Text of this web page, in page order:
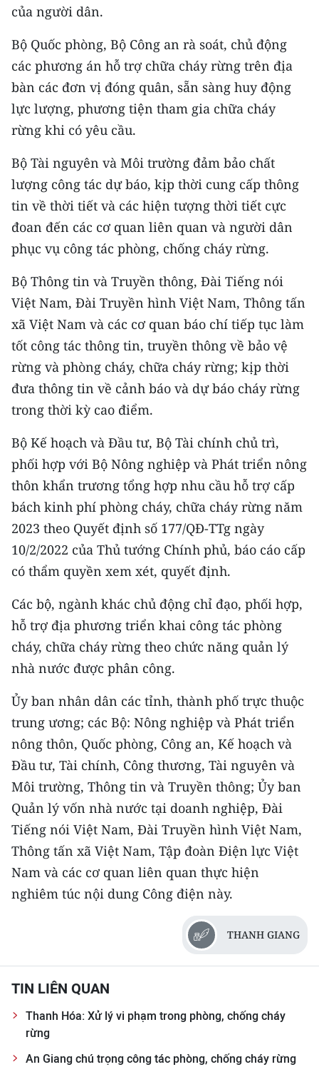
của người dân.
Bộ Quốc phòng, Bộ Công an rà soát, chủ động
các phương án hỗ trợ chữa cháy rừng trên địa
bàn các đơn vị đóng quân, sẵn sàng huy động
lực lượng, phương tiện tham gia chữa cháy
rừng khi có yêu cầu.
Bộ Tài nguyên và Môi trường đảm bảo chất
lượng công tác dự báo, kịp thời cung cấp thông
tin về thời tiết và các hiện tượng thời tiết cực
đoan đến các cơ quan liên quan và người dân
phục vụ công tác phòng, chống cháy rừng.
Bộ Thông tin và Truyền thông, Đài Tiếng nói
Việt Nam, Đài Truyền hình Việt Nam, Thông tấn
xã Việt Nam và các cơ quan báo chí tiếp tục làm
tốt công tác thông tin, truyền thông về bảo vệ
rừng và phòng cháy, chữa cháy rừng; kịp thời
đưa thông tin về cảnh báo và dự báo cháy rừng
trong thời kỳ cao điểm.
Bộ Kế hoạch và Đầu tư, Bộ Tài chính chủ trì,
phối hợp với Bộ Nông nghiệp và Phát triển nông
thôn khẩn trương tổng hợp nhu cầu hỗ trợ cấp
bách kinh phí phòng cháy, chữa cháy rừng năm
2023 theo Quyết định số 177/QĐ-TTg ngày
10/2/2022 của Thủ tướng Chính phủ, báo cáo cấp
có thẩm quyền xem xét, quyết định.
Các bộ, ngành khác chủ động chỉ đạo, phối hợp,
hỗ trợ địa phương triển khai công tác phòng
cháy, chữa cháy rừng theo chức năng quản lý
nhà nước được phân công.
Ủy ban nhân dân các tỉnh, thành phố trực thuộc
trung ương; các Bộ: Nông nghiệp và Phát triển
nông thôn, Quốc phòng, Công an, Kế hoạch và
Đầu tư, Tài chính, Công thương, Tài nguyên và
Môi trường, Thông tin và Truyền thông; Ủy ban
Quản lý vốn nhà nước tại doanh nghiệp, Đài
Tiếng nói Việt Nam, Đài Truyền hình Việt Nam,
Thông tấn xã Việt Nam, Tập đoàn Điện lực Việt
Nam và các cơ quan liên quan thực hiện
nghiêm túc nội dung Công điện này.
THANH GIANG
TIN LIÊN QUAN
Thanh Hóa: Xử lý vi phạm trong phòng, chống cháy
rừng
An Giang chú trọng công tác phòng, chống cháy rừng